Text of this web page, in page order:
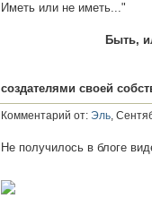
Быть,
Мы только
создателями своей
Комментарий от: Эль,
Не получилось в блоге